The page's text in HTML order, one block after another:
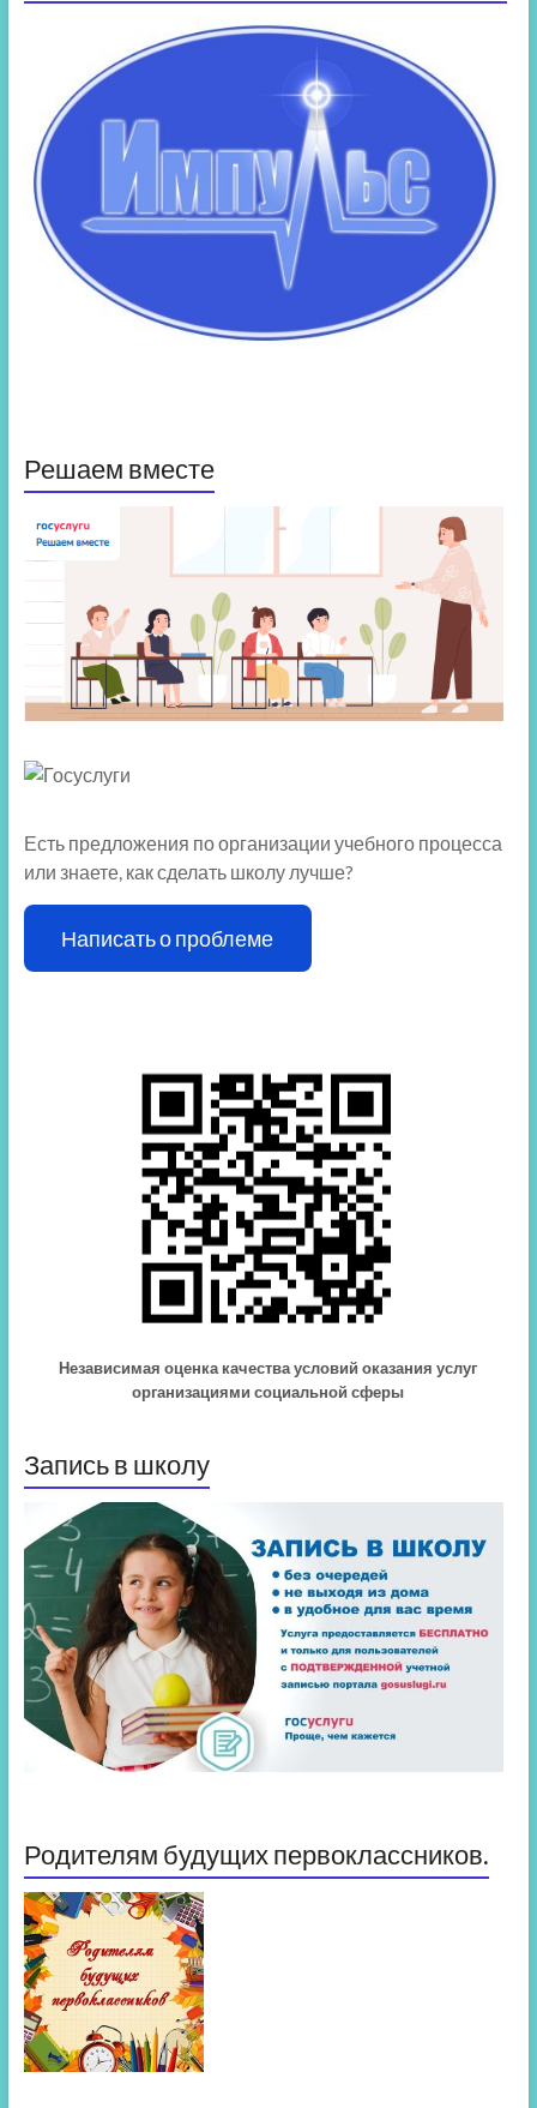
Решаем вместе
Есть предложения по организации учебного процесса
или знаете, как сделать школу лучше?
Написать о проблеме
Независимая оценка качества условий оказания услуг
организациями социальной сферы
Запись в школу
Родителям будущих первоклассников.